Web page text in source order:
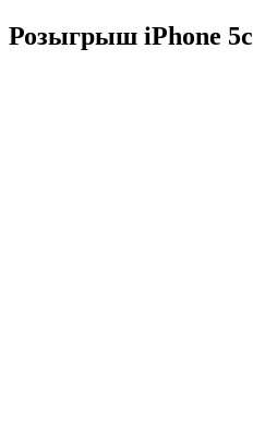
Розыгрыш iPhone 5c